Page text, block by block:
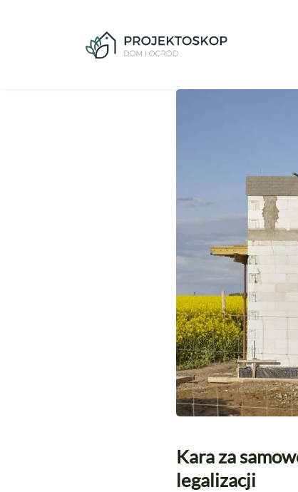
Kara za
legalizacji